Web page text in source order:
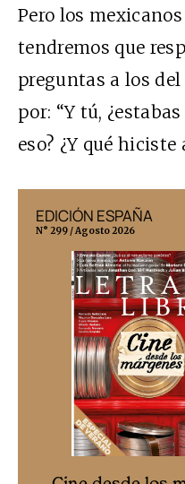
Pero los
tendremos que
preguntas a los
por: “Y tú,
eso? ¿Y qué
EDICIÓN ESPAÑA
N° 299 / Agosto 2026